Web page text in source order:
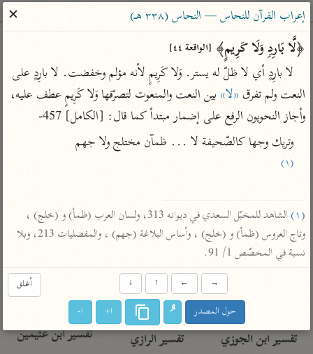
ساهم معنا في نشر القرآن والعلم الشرعي
الباحث القرآني
بحث تفسير علوم مصاحف معاجم
Type 2 or more characters for results.
Type 1 or more
تفسير ابن كثير
تفسير القرطبي
تفسير البغوي
تفسير ابن الجوزي
فتح القدير للشوكاني
تفسير ابن جزي
موسوعات
تفسير الآلوسي
تفسير الرازي
المختصر في
التفسير
تفسير السعدي
أيسر التفاسير
القرآن – تدبر وعمل
تفسير ابن عثيمين
إعراب القرآن للنحاس — النحاس (٣٣٨ هـ)
✕
﴿لَّا بَارِدࣲ وَلَا كَرِیمٍ﴾ [الواقعة ٤٤]
النعت ولم تفرق «لا»
وأجاز النحويون الرفع على إضمار مبتدأ كما قال: [الكامل] 457-
وتريك وجها كالصّحيفة لا ... ظمآن مختلج ولا جهم
(١)
(١)
نسبة في المخصّص 1/ 91.
أغلق →
←
↑
↓
حول المصدر ا+ ا-